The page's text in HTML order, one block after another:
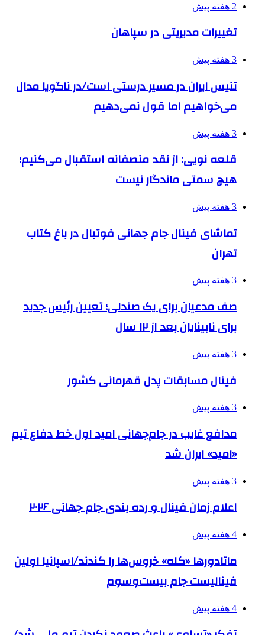
2 هفته پیش
تغییرات مدیریتی در سپاهان
3 هفته پیش
تنیس ایران در مسیر درستی است/در ناگویا مدال
می‌خواهیم اما قول نمی‌دهیم
3 هفته پیش
قلعه نویی: از نقد منصفانه استقبال می‌کنیم؛
هیچ سمتی ماندگار نیست
3 هفته پیش
تماشای فینال جام جهانی فوتبال در باغ کتاب
تهران
3 هفته پیش
صف مدعیان برای یک صندلی؛ تعیین رئیس جدید
برای نابینایان بعد از ۱۲ سال
3 هفته پیش
فینال مسابقات پدل قهرمانی کشور
3 هفته پیش
مدافع غایب در جام‌جهانی امید اول خط دفاع تیم
«امید» ایران شد
3 هفته پیش
اعلام زمان فینال و رده بندی جام جهانی ۲۰۲۶
4 هفته پیش
ماتادورها «کله» خروس‌ها را کندند/اسپانیا اولین
فینالیست جام بیست‌وسوم
4 هفته پیش